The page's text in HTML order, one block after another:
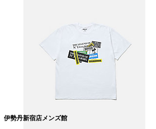
伊勢丹新宿店メンズ館